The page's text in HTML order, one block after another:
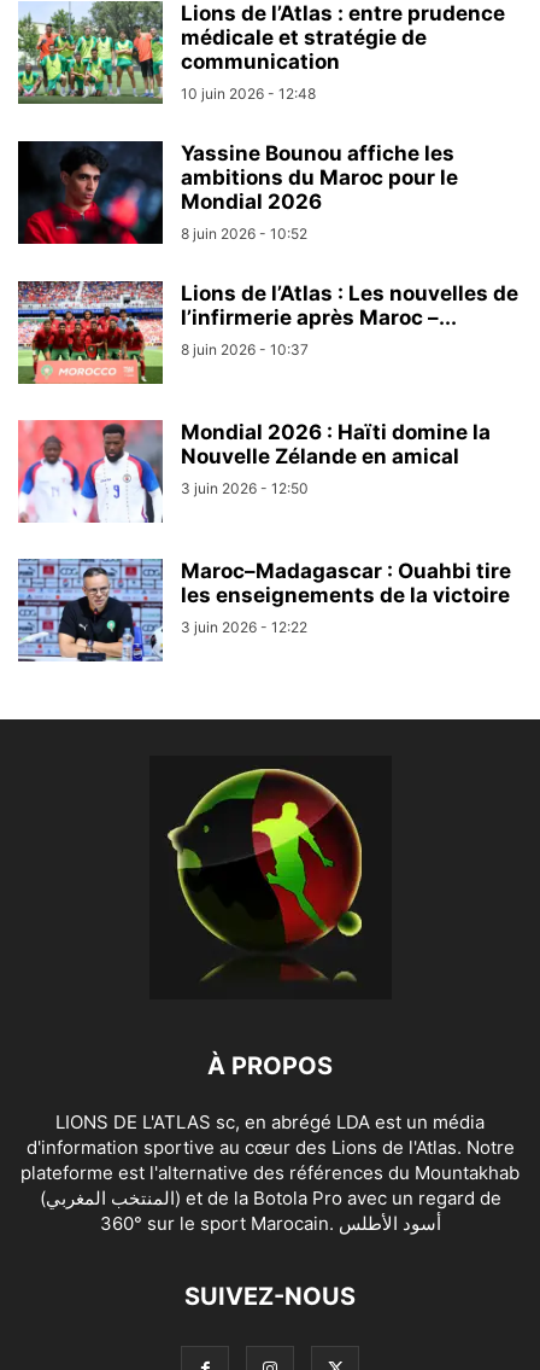
Lions de l’Atlas : entre prudence
médicale et stratégie de
communication
10 juin 2026 - 12:48
Yassine Bounou affiche les
ambitions du Maroc pour le
Mondial 2026
8 juin 2026 - 10:52
Lions de l’Atlas : Les nouvelles de
l’infirmerie après Maroc –...
8 juin 2026 - 10:37
Mondial 2026 : Haïti domine la
Nouvelle Zélande en amical
3 juin 2026 - 12:50
Maroc–Madagascar : Ouahbi tire
les enseignements de la victoire
3 juin 2026 - 12:22
À PROPOS
LIONS DE L'ATLAS sc, en abrégé LDA est un média
d'information sportive au cœur des Lions de l'Atlas. Notre
plateforme est l'alternative des références du Mountakhab
(المنتخب المغربي) et de la Botola Pro avec un regard de
360° sur le sport Marocain. أسود الأطلس
SUIVEZ-NOUS